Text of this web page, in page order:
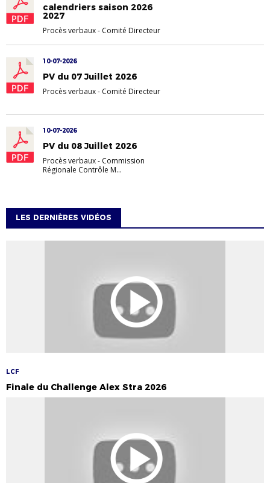
calendriers saison 2026
2027
Procès verbaux- Comité Directeur
10-07-2026
PV du 07 Juillet 2026
Procès verbaux- Comité Directeur
10-07-2026
PV du 08 Juillet 2026
Procès verbaux- Commission
Régionale Contrôle M...
LES DERNIÈRES VIDÉOS
LCF
Finale du Challenge Alex Stra 2026